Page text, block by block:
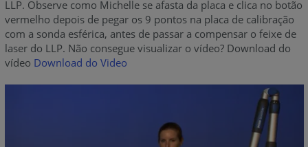
LLP. Observe como Michelle se afasta da placa e clica no botão
vermelho depois de pegar os 9 pontos na placa de calibração
com a sonda esférica, antes de passar a compensar o feixe de
laser do LLP. Não consegue visualizar o vídeo? Download do
vídeo Download do Video